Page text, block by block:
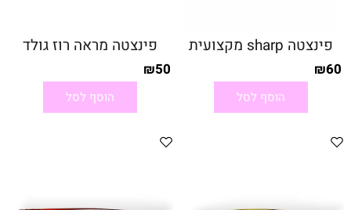
פינצטה sharp מקצועית
₪60
הוסף לסל
פינצטה מראה רוז גולד
₪50
הוסף לסל